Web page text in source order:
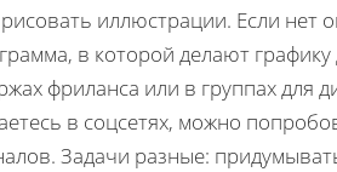
иллюстрации. Если
в которой делают
фриланса или в группах для
в соцсетях, можно
Задачи разные: